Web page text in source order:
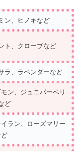
ン、ヒノキなど
ト、クローブなど
ラ、ラベンダーなど
ン、ジュニパーベリ
ど
ラン、ローズマリー
ど